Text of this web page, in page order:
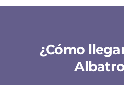
¿Cómo